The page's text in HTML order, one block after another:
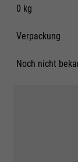
0 kg
Verpackung
Noch nicht